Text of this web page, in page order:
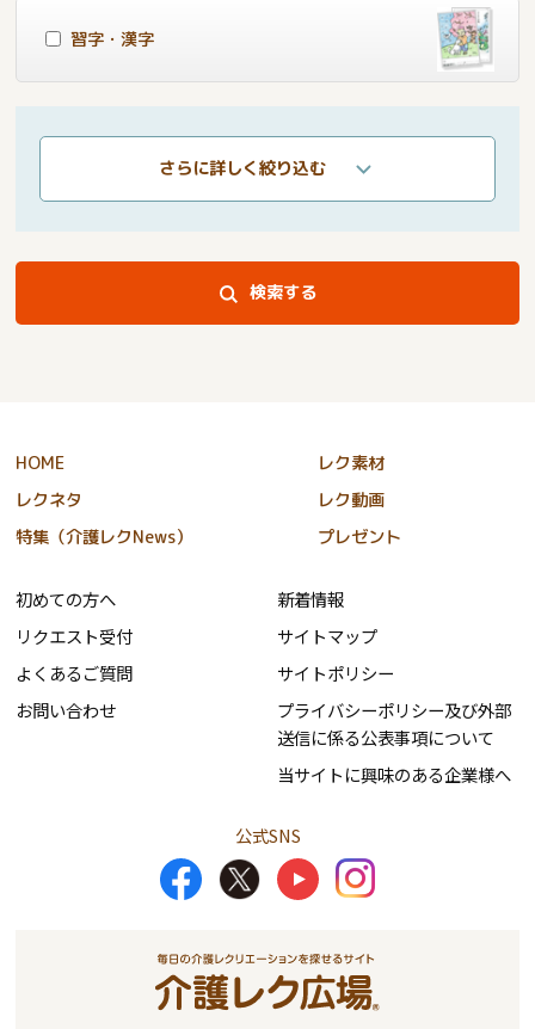
習字・漢字
さらに詳しく絞り込む
検索する
HOME
レク素材
レクネタ
レク動画
特集（介護レクNews）
プレゼント
初めての方へ
リクエスト受付
よくあるご質問
お問い合わせ
新着情報
サイトマップ
サイトポリシー
プライバシーポリシー及び外部
送信に係る公表事項について
当サイトに興味のある企業様へ
公式SNS